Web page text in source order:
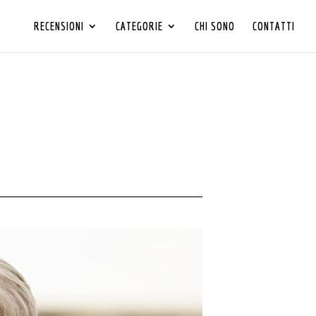
RECENSIONI CATEGORIE CHI SONO CONTATTI